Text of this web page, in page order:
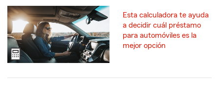
Esta calculadora te ayuda
a decidir cuál préstamo
para automóviles es la
mejor opción